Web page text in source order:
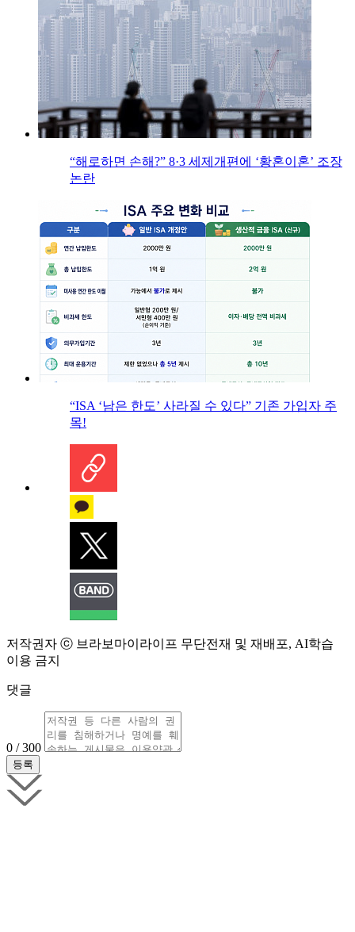
“해로하면 손해?” 8·3 세제개편에 ‘황혼이혼’ 조장
논란
“ISA ‘남은 한도’ 사라질 수 있다” 기존 가입자 주
목!
저작권자 ⓒ 브라보마이라이프 무단전재 및 재배포, AI학습
이용 금지
댓글
0 / 300